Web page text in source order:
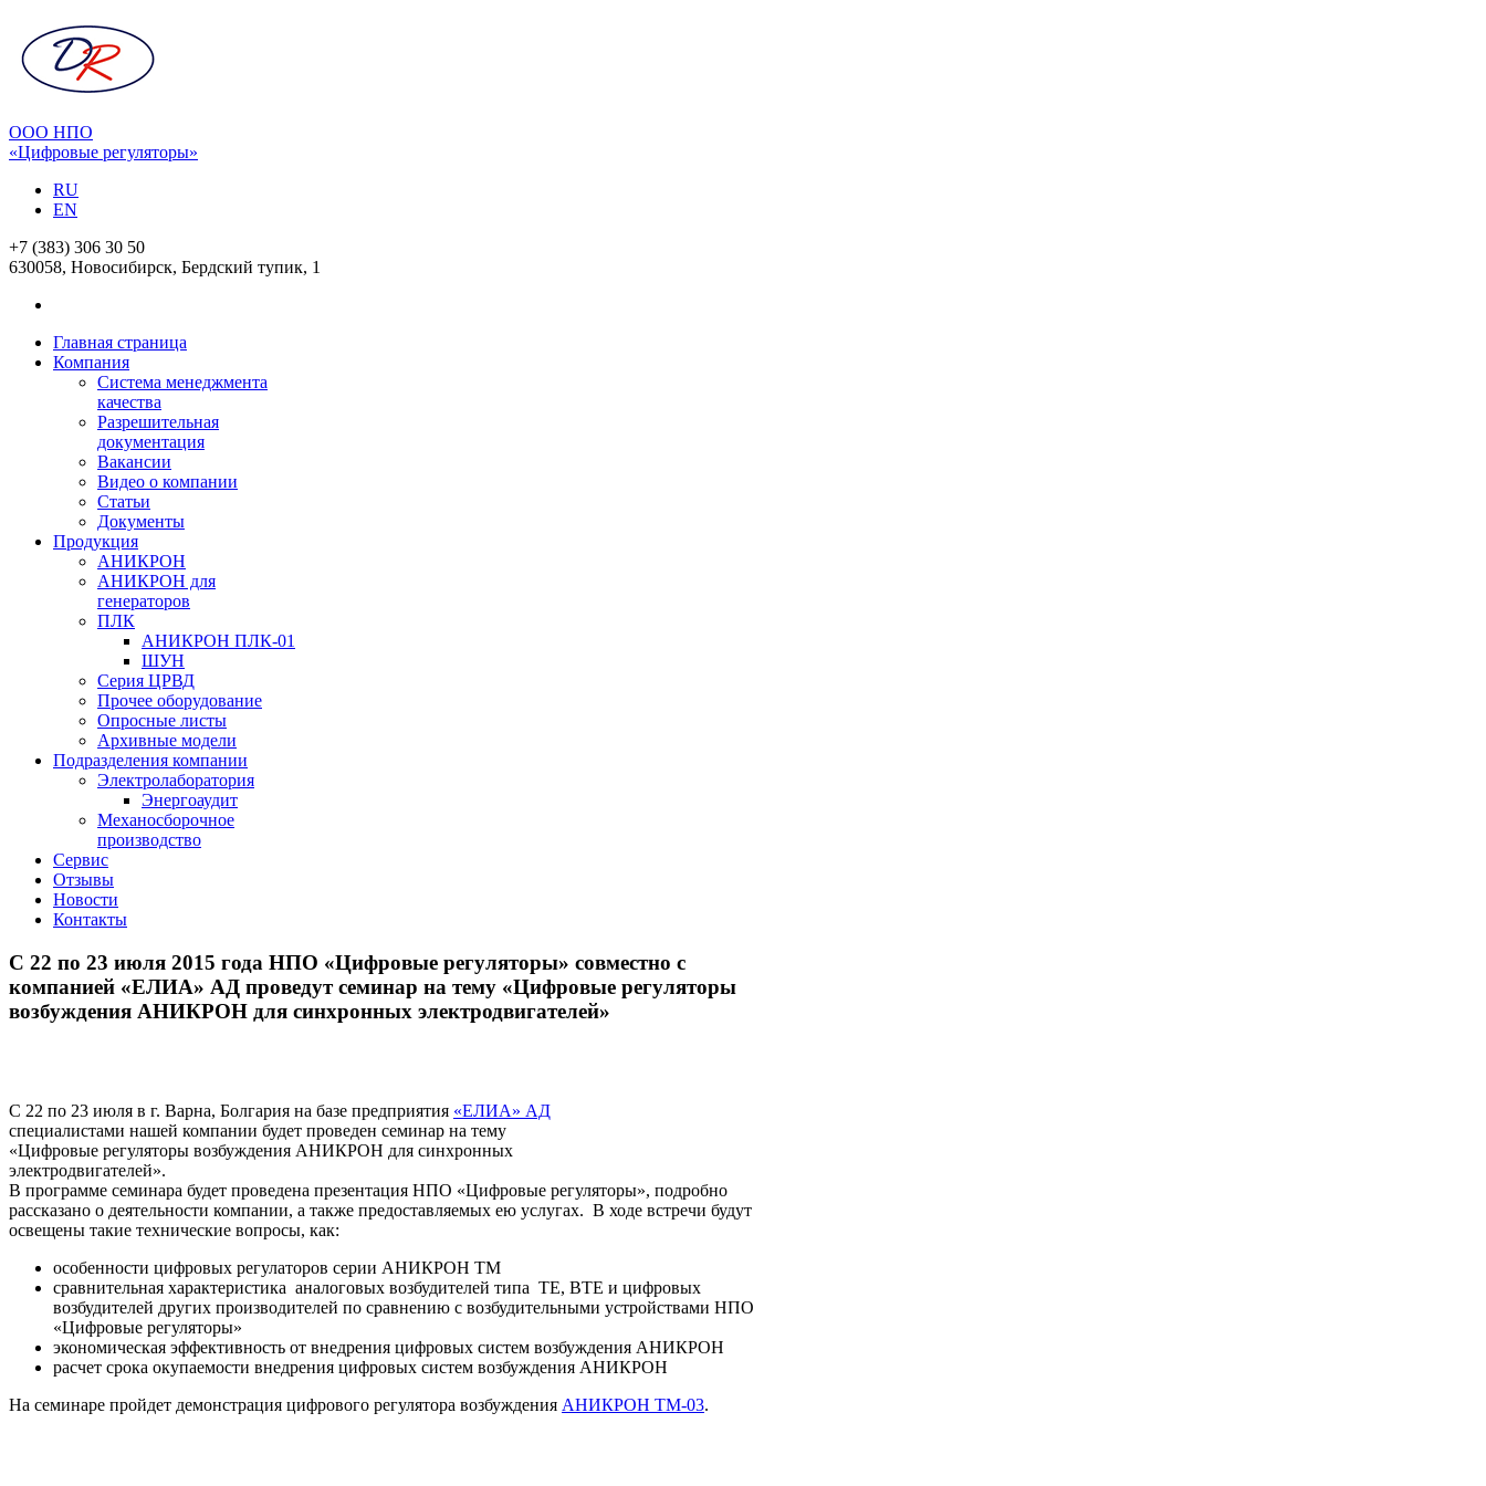
ООО НПО
«Цифровые регуляторы»
RU
EN
+7 (383) 306 30 50
630058, Новосибирск, Бердский тупик, 1
Главная страница
Компания
Система менеджмента
качества
Разрешительная
документация
Вакансии
Видео о компании
Статьи
Документы
Продукция
АНИКРОН
АНИКРОН для
генераторов
ПЛК
АНИКРОН ПЛК-01
ШУН
Серия ЦРВД
Прочее оборудование
Опросные листы
Архивные модели
Подразделения компании
Электролаборатория
Энергоаудит
Механосборочное
производство
Сервис
Отзывы
Новости
Контакты
С 22 по 23 июля 2015 года НПО «Цифровые регуляторы» совместно с
компанией «ЕЛИА» АД проведут семинар на тему «Цифровые регуляторы
возбуждения АНИКРОН для синхронных электродвигателей»
С 22 по 23 июля в г. Варна, Болгария на базе предприятия «ЕЛИА» АД
специалистами нашей компании будет проведен семинар на тему
«Цифровые регуляторы возбуждения АНИКРОН для синхронных
электродвигателей».
В программе семинара будет проведена презентация НПО «Цифровые регуляторы», подробно
рассказано о деятельности компании, а также предоставляемых ею услугах. В ходе встречи будут
освещены такие технические вопросы, как:
особенности цифровых регулаторов серии АНИКРОН ТМ
сравнительная характеристика аналоговых возбудителей типа ТЕ, ВТЕ и цифровых
возбудителей других производителей по сравнению с возбудительными устройствами НПО
«Цифровые регуляторы»
экономическая эффективность от внедрения цифровых систем возбуждения АНИКРОН
расчет срока окупаемости внедрения цифровых систем возбуждения АНИКРОН
На семинаре пройдет демонстрация цифрового регулятора возбуждения АНИКРОН ТМ-03.